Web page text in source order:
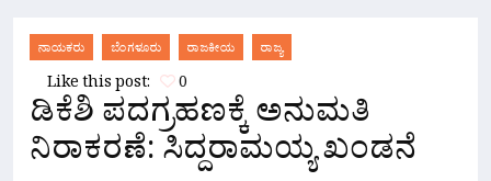
ನಾಯಕರು ಬೆಂಗಳೂರು ರಾಜಕೀಯ ರಾಜ್ಯ
Like this post: 0
ಡಿಕೆಶಿ ಪದಗ್ರಹಣಕ್ಕೆ ಅನುಮತಿ
ನಿರಾಕರಣೆ: ಸಿದ್ದರಾಮಯ್ಯ ಖಂಡನೆ